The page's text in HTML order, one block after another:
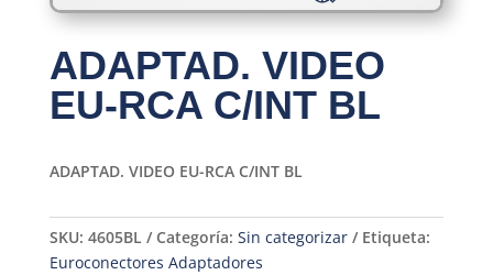
ADAPTAD. VIDEO
EU-RCA C/INT BL
ADAPTAD. VIDEO EU-RCA C/INT BL
SKU: 4605BL Categoría: Sin categorizar
Etiqueta:
Euroconectores Adaptadores